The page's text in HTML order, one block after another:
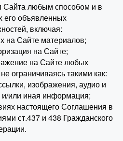
Сайта любым способом и в
объявленных
включая:
на Сайте материалов;
на Сайте;
на Сайте любых
ограничиваясь такими как:
изображения, аудио и
или иная информация;
настоящего Соглашения в
ст.437 и 438 Гражданского